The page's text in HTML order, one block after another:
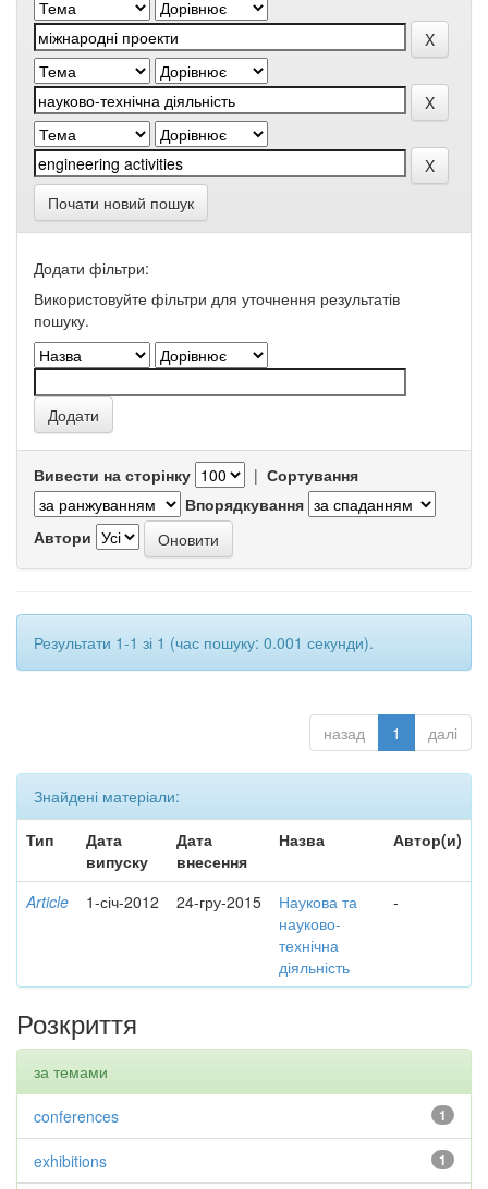
Почати новий пошук
Додати фільтри:
Використовуйте фільтри для уточнення результатів
пошуку.
Вивести на сторінку | Сортування
Впорядкування
Автори
Результати 1-1 зі 1 (час пошуку: 0.001 секунди).
назад 1 далі
Знайдені матеріали:
Тип
Дата
випуску
Дата
внесення
Назва Автор(и)
Article 1-січ-2012 24-гру-2015
Наукова та
науково-
технічна
діяльність
-
Розкриття
за темами
1
conferences
1
exhibitions